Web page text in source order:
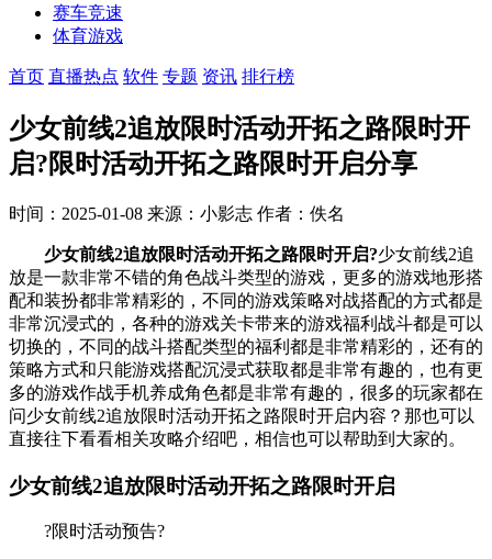
赛车竞速
体育游戏
首页 直播热点 软件 专题 资讯 排行榜
少女前线2追放限时活动开拓之路限时开
启?限时活动开拓之路限时开启分享
时间：2025-01-08 来源：小影志 作者：佚名
少女前线2追放限时活动开拓之路限时开启?少女前线2追
放是一款非常不错的角色战斗类型的游戏，更多的游戏地形搭
配和装扮都非常精彩的，不同的游戏策略对战搭配的方式都是
非常沉浸式的，各种的游戏关卡带来的游戏福利战斗都是可以
切换的，不同的战斗搭配类型的福利都是非常精彩的，还有的
策略方式和只能游戏搭配沉浸式获取都是非常有趣的，也有更
多的游戏作战手机养成角色都是非常有趣的，很多的玩家都在
问少女前线2追放限时活动开拓之路限时开启内容？那也可以
直接往下看看相关攻略介绍吧，相信也可以帮助到大家的。
少女前线2追放限时活动开拓之路限时开启
?限时活动预告?